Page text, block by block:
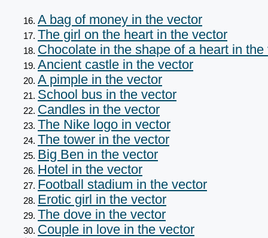
A bag of money in the vector
The girl on the heart in the vector
Chocolate in the shape of a heart in the
Ancient castle in the vector
A pimple in the vector
School bus in the vector
Candles in the vector
The Nike logo in vector
The tower in the vector
Big Ben in the vector
Hotel in the vector
Football stadium in the vector
Erotic girl in the vector
The dove in the vector
Couple in love in the vector